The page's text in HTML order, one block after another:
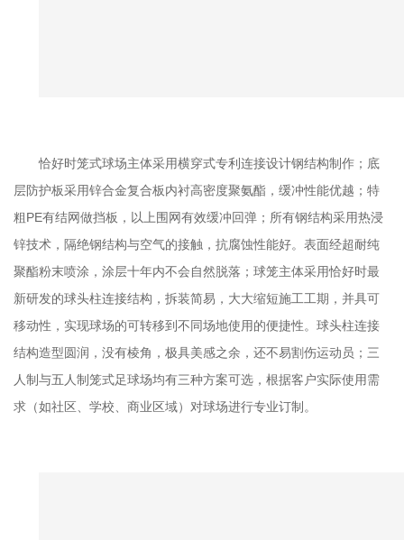
恰好时笼式球场主体采用横穿式专利连接设计钢结构制作；底
层防护板采用锌合金复合板内衬高密度聚氨酯，缓冲性能优越；特
粗PE有结网做挡板，以上围网有效缓冲回弹；所有钢结构采用热浸
锌技术，隔绝钢结构与空气的接触，抗腐蚀性能好。表面经超耐纯
聚酯粉末喷涂，涂层十年内不会自然脱落；球笼主体采用恰好时最
新研发的球头柱连接结构，拆装简易，大大缩短施工工期，并具可
移动性，实现球场的可转移到不同场地使用的便捷性。球头柱连接
结构造型圆润，没有棱角，极具美感之余，还不易割伤运动员；三
人制与五人制笼式足球场均有三种方案可选，根据客户实际使用需
求（如社区、学校、商业区域）对球场进行专业订制。